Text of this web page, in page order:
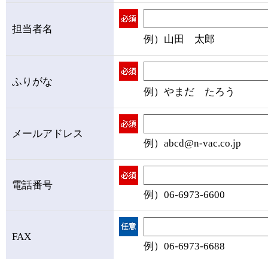
担当者名
例）山田 太郎
ふりがな
例）やまだ たろう
メールアドレス
例）abcd@n-vac.co.jp
電話番号
例）06-6973-6600
FAX
例）06-6973-6688